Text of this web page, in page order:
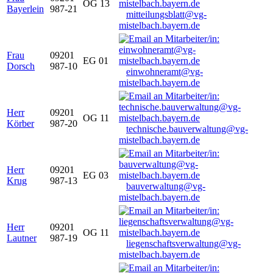
Bayerlein
987-21
OG 13
mitteilungsblatt@vg-
mistelbach.bayern.de
Frau
Dorsch
09201
987-10
EG 01
einwohneramt@vg-
mistelbach.bayern.de
Herr
Körber
09201
987-20
OG 11
technische.bauverwaltung@vg-
mistelbach.bayern.de
Herr
Krug
09201
987-13
EG 03
bauverwaltung@vg-
mistelbach.bayern.de
Herr
Lautner
09201
987-19
OG 11
liegenschaftsverwaltung@vg-
mistelbach.bayern.de